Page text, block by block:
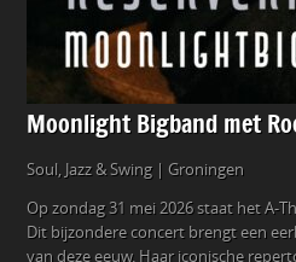
Moonlight Bigband met
Soul, Jazz & Swing | Groningen
Op zondag 31 mei 2026 staat het A-
Dit bijzondere concert brengt een
van deze eeuw. Haar iconische